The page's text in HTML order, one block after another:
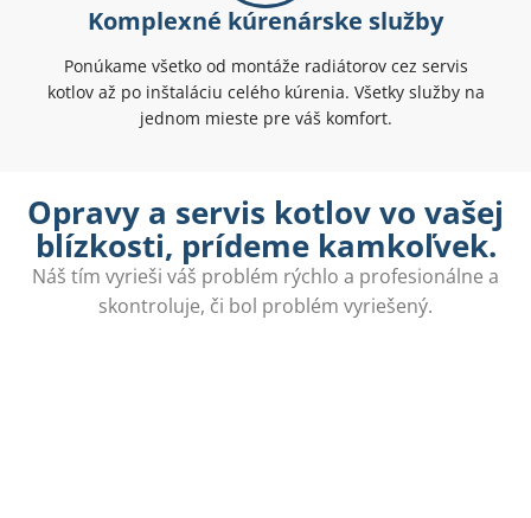
Komplexné kúrenárske služby
Ponúkame všetko od montáže radiátorov cez servis
kotlov až po inštaláciu celého kúrenia. Všetky služby na
jednom mieste pre váš komfort.
Opravy a servis kotlov vo vašej
blízkosti, prídeme kamkoľvek.
Náš tím vyrieši váš problém rýchlo a profesionálne a
skontroluje, či bol problém vyriešený.